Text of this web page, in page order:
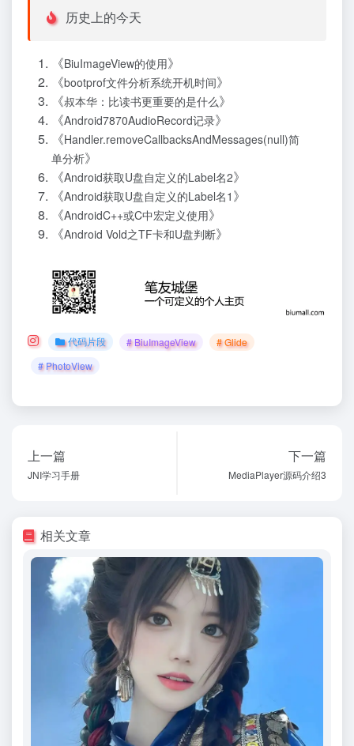
历史上的今天
《BiuImageView的使用》
《bootprof文件分析系统开机时间》
《叔本华：比读书更重要的是什么》
《Android7870AudioRecord记录》
《Handler.removeCallbacksAndMessages(null)简
单分析》
《Android获取U盘自定义的Label名2》
《Android获取U盘自定义的Label名1 》
《AndroidC++或C中宏定义使用》
《Android Vold之TF卡和U盘判断》
代码片段 # BiuImageView
# Glide
# PhotoView
上一篇
JNI学习手册
下一篇
MediaPlayer源码介绍3
相关文章